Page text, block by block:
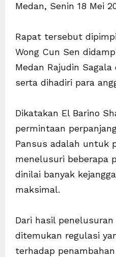
Medan, Senin 18 Mei
Rapat tersebut
Wong Cun Sen
Medan Rajudin
serta dihadiri para
Dikatakan El Barino
permintaan
Pansus adalah untuk
menelusuri beberapa
dinilai banyak
maksimal.
Dari hasil
ditemukan regulasi
terhadap